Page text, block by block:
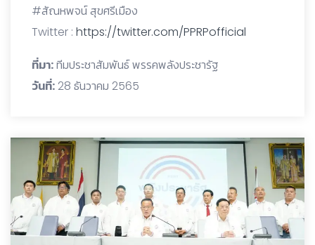
#สัณหพจน์ สุขศรีเมือง
Twitter : https://twitter.com/PPRPofficial
ที่มา:ทีมประชาสัมพันธ์ พรรคพลังประชารัฐ
วันที่: 28 ธันวาคม 2565